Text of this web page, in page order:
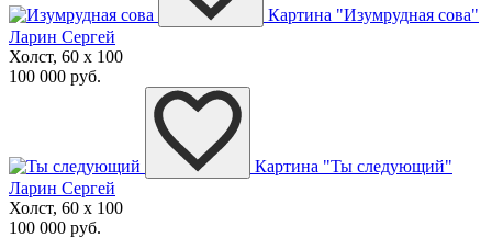
Картина "Изумрудная сова"
Ларин Сергей
Холст, 60 x 100
100 000 руб.
Картина "Ты следующий"
Ларин Сергей
Холст, 60 x 100
100 000 руб.